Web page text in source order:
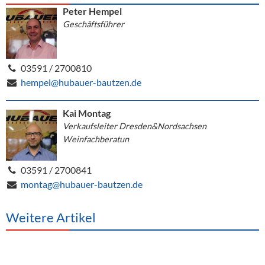
Peter Hempel
Geschäftsführer
03591 / 2700810
hempel@hubauer-bautzen.de
Kai Montag
Verkaufsleiter Dresden&Nordsachsen
Weinfachberatun
03591 / 2700841
montag@hubauer-bautzen.de
Weitere Artikel